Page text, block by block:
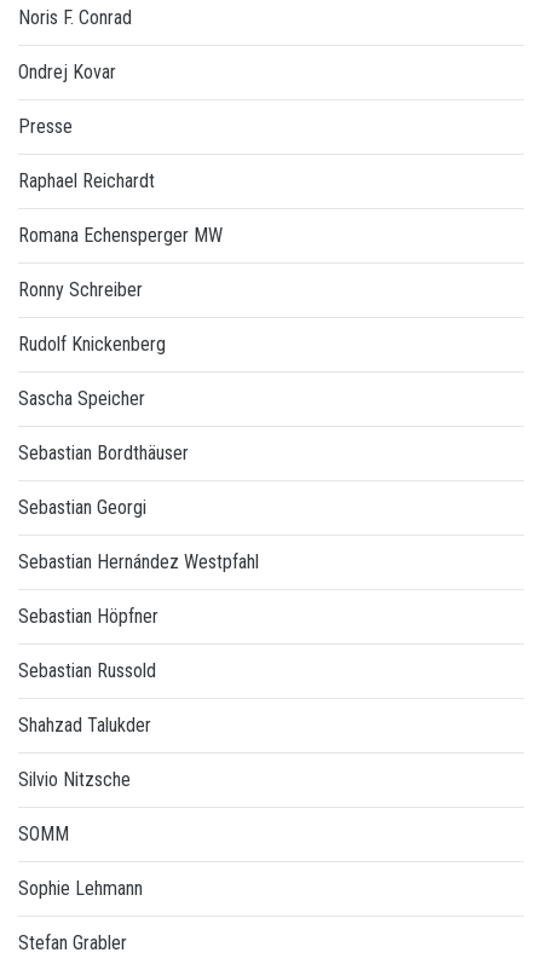
Noris F. Conrad
Ondrej Kovar
Presse
Raphael Reichardt
Romana Echensperger MW
Ronny Schreiber
Rudolf Knickenberg
Sascha Speicher
Sebastian Bordthäuser
Sebastian Georgi
Sebastian Hernández Westpfahl
Sebastian Höpfner
Sebastian Russold
Shahzad Talukder
Silvio Nitzsche
SOMM
Sophie Lehmann
Stefan Grabler